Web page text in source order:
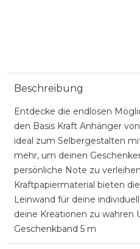
Beschreibung
Entdecke die endlosen
den Basis Kraft Anhänger
ideal zum Selbergestalten
mehr, um deinen
persönliche Note zu
Kraftpapiermaterial bieten
Leinwand für deine
deine Kreationen zu wahren
Geschenkband 5 m